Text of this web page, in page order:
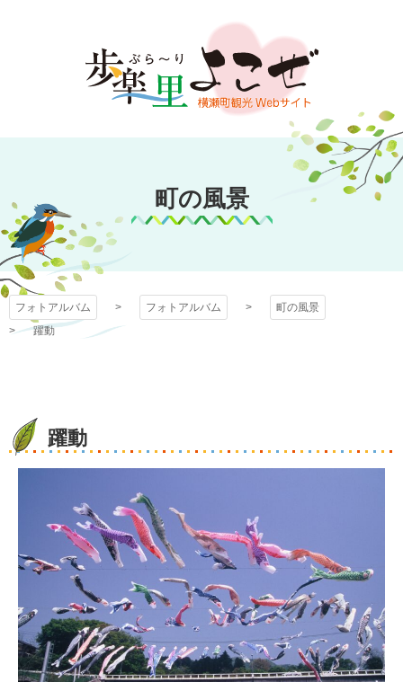
文
キ
プ
フォトアルバム
町の風景
フォトアルバム フォトアルバム
町の風景
躍動
躍動